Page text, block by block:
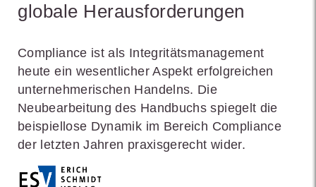
globale Herausforderungen
Compliance ist als Integritätsmanagement
heute ein wesentlicher Aspekt erfolgreichen
unternehmerischen Handelns. Die
Neubearbeitung des Handbuchs spiegelt die
beispiellose Dynamik im Bereich Compliance
der letzten Jahren praxisgerecht wider.